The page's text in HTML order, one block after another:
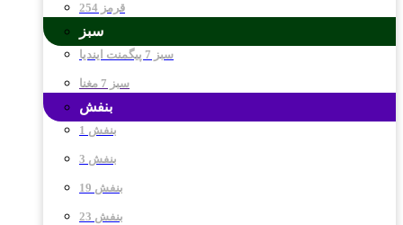
قرمز 254
سبز
سبز 7 پیگمنت ایندیا
سبز 7 مغنا
بنفش
بنفش 1
بنفش 3
بنفش 19
بنفش 23